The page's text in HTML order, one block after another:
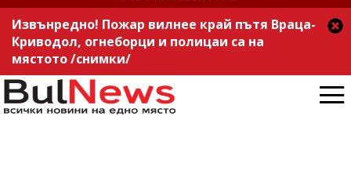
Извънредно! Пожар вилнее край пътя Враца-
Криводол, огнеборци и полицаи са на
мястото /снимки/